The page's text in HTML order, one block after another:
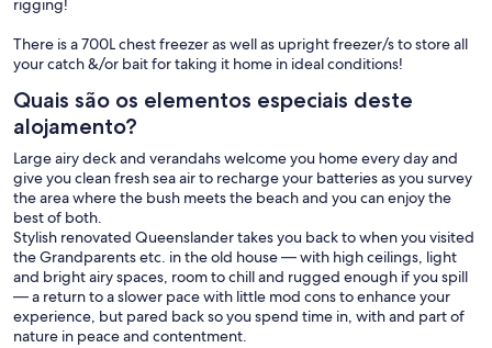
rigging!
There is a 700L chest freezer as well as upright freezer/s to store all
your catch &/or bait for taking it home in ideal conditions!
Quais são os elementos especiais deste
alojamento?
Large airy deck and verandahs welcome you home every day and
give you clean fresh sea air to recharge your batteries as you survey
the area where the bush meets the beach and you can enjoy the
best of both.
Stylish renovated Queenslander takes you back to when you visited
the Grandparents etc. in the old house — with high ceilings, light
and bright airy spaces, room to chill and rugged enough if you spill
— a return to a slower pace with little mod cons to enhance your
experience, but pared back so you spend time in, with and part of
nature in peace and contentment.